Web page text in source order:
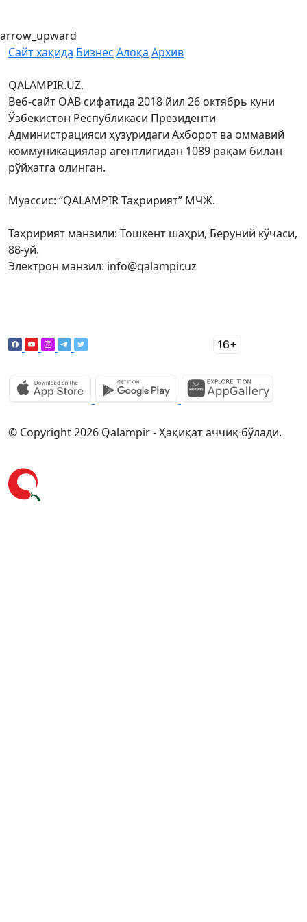
arrow_upward
Сайт хақида Бизнес Алоқа Архив
QALAMPIR.UZ.
Веб-сайт ОАВ сифатида 2018 йил 26 октябрь куни
Ўзбекистон Республикаси Президенти
Администрацияси ҳузуридаги Ахборот ва оммавий
коммуникациялар агентлигидан 1089 рақам билан
рўйхатга олинган.
Муассис: “QALAMPIR Таҳририят” МЧЖ.
Таҳририят манзили: Тошкент шаҳри, Беруний кўчаси,
88-уй.
Электрон манзил: info@qalampir.uz
© Copyright 2026 Qalampir - Ҳақиқат аччиқ бўлади.